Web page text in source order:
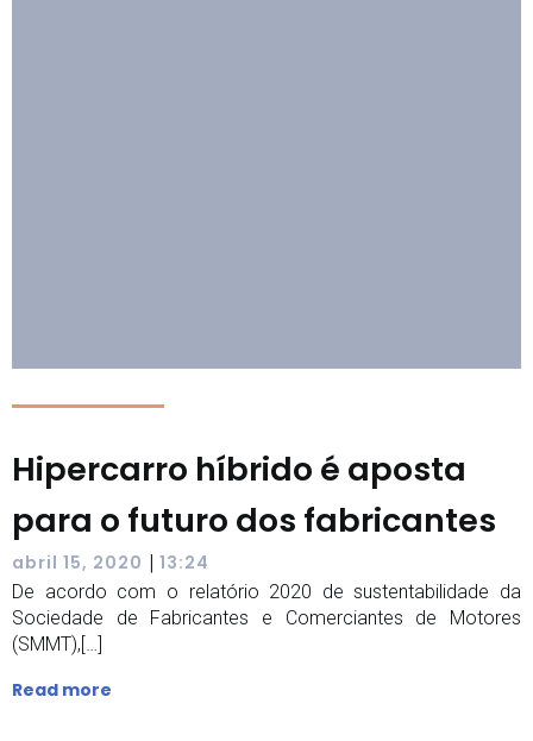
Hipercarro híbrido é aposta
para o futuro dos fabricantes
abril 15, 2020 | 13:24
De acordo com o relatório 2020 de sustentabilidade da
Sociedade de Fabricantes e Comerciantes de Motores
(SMMT),[…]
Read more